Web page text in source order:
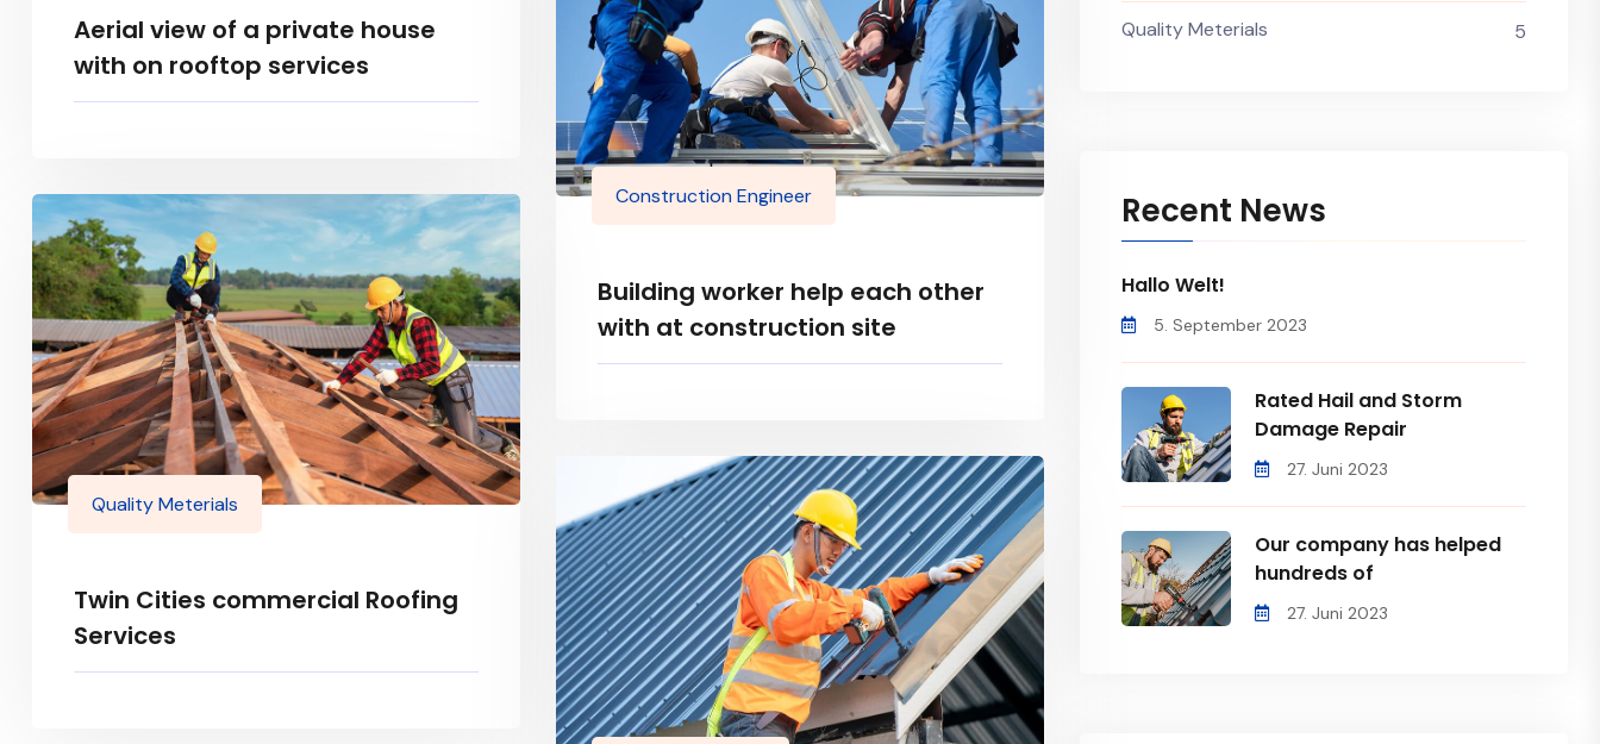
Aerial view of a private house
with on rooftop services
Construction Engineer
Building worker help each other
with at construction site
Quality Meterials
Twin Cities commercial Roofing
Services
Quality Meterials 5
Recent News
Hallo Welt!
5. September 2023
Rated Hail and Storm
Damage Repair
27. Juni 2023
Our company has helped
hundreds of
27. Juni 2023